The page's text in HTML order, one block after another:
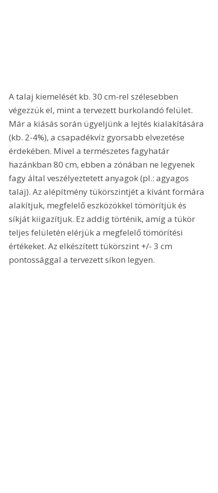
A talaj kiemelését kb. 30 cm-rel szélesebben
végezzük el, mint a tervezett burkolandó felület.
Már a kiásás során ügyeljünk a lejtés kialakítására
(kb. 2-4%), a csapadékvíz gyorsabb elvezetése
érdekében. Mivel a természetes fagyhatár
hazánkban 80 cm, ebben a zónában ne legyenek
fagy által veszélyeztetett anyagok (pl.: agyagos
talaj). Az alépítmény tükörszintjét a kívánt formára
alakítjuk, megfelelő eszközökkel tömörítjük és
síkját kiigazítjuk. Ez addig történik, amíg a tükör
teljes felületén elérjük a megfelelő tömörítési
értékeket. Az elkészített tükörszint +/- 3 cm
pontossággal a tervezett síkon legyen.